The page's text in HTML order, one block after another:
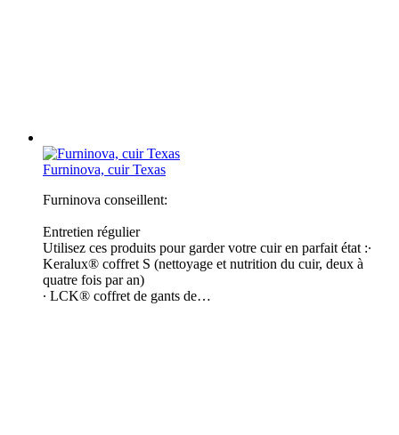
Furninova, cuir Texas
Furninova conseillent:
Entretien régulier
Utilisez ces produits pour garder votre cuir en parfait état :∙
Keralux® coffret S (nettoyage et nutrition du cuir, deux à
quatre fois par an​)
∙ LCK® coffret de gants de…